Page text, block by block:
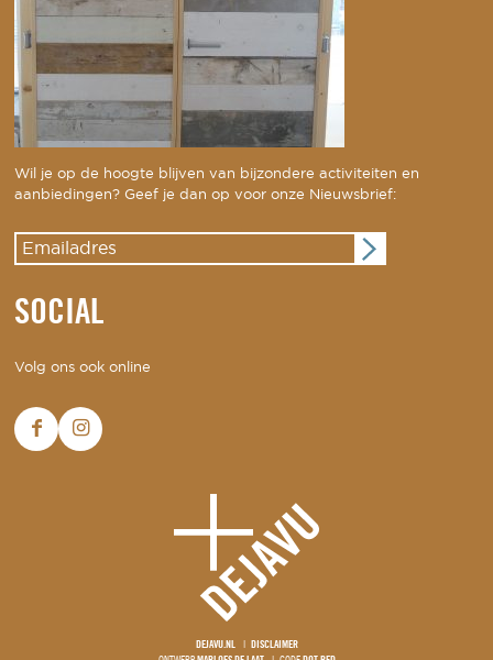
Wil je op de hoogte blijven van bijzondere activiteiten en
aanbiedingen? Geef je dan op voor onze Nieuwsbrief:
SOCIAL
Volg ons ook online
DEJAVU.NL
DISCLAIMER